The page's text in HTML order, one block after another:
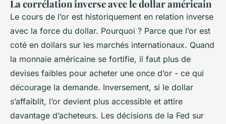
La corrélation inverse avec le dollar américain
Le cours de l’or est historiquement en relation inverse
avec la force du dollar. Pourquoi ? Parce que l’or est
coté en dollars sur les marchés internationaux. Quand
la monnaie américaine se fortifie, il faut plus de
devises faibles pour acheter une once d’or - ce qui
décourage la demande. Inversement, si le dollar
s’affaiblit, l’or devient plus accessible et attire
davantage d’acheteurs. Les décisions de la Fed sur